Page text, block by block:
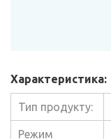
Характеристика:
Тип продукту:
Режим